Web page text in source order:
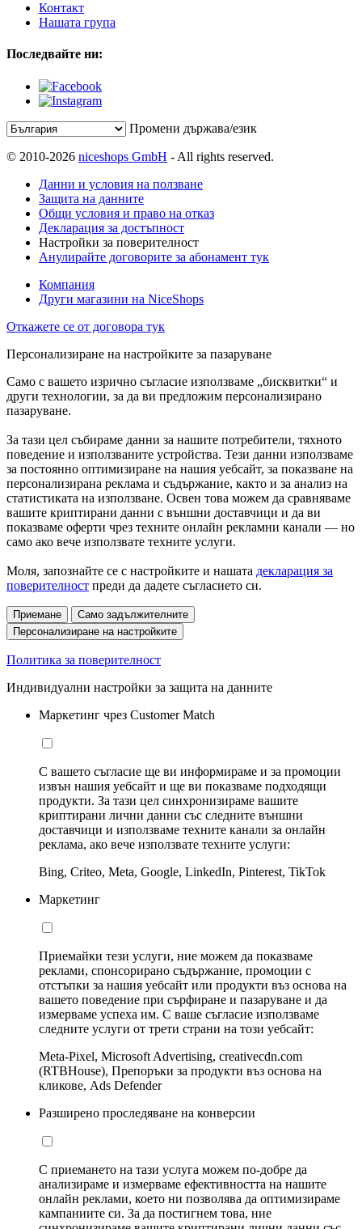
Контакт
Нашата група
Последвайте ни:
Промени държава/език
© 2010-2026 niceshops GmbH - All rights reserved.
Данни и условия на ползване
Защита на данните
Общи условия и право на отказ
Декларация за достъпност
Настройки за поверителност
Анулирайте договорите за абонамент тук
Компания
Други магазини на NiceShops
Откажете се от договора тук
Персонализиране на настройките за пазаруване
Само с вашето изрично съгласие използваме „бисквитки“ и
други технологии, за да ви предложим персонализирано
пазаруване.
За тази цел събираме данни за нашите потребители, тяхното
поведение и използваните устройства. Тези данни използваме
за постоянно оптимизиране на нашия уебсайт, за показване на
персонализирана реклама и съдържание, както и за анализ на
статистиката на използване. Освен това можем да сравняваме
вашите криптирани данни с външни доставчици и да ви
показваме оферти чрез техните онлайн рекламни канали — но
само ако вече използвате техните услуги.
Моля, запознайте се с настройките и нашата декларация за
поверителност преди да дадете съгласието си.
Приемане
Само задължителните
Персонализиране на настройките
Политика за поверителност
Индивидуални настройки за защита на данните
Маркетинг чрез Customer Match
С вашето съгласие ще ви информираме и за промоции
извън нашия уебсайт и ще ви показваме подходящи
продукти. За тази цел синхронизираме вашите
криптирани лични данни със следните външни
доставчици и използваме техните канали за онлайн
реклама, ако вече използвате техните услуги:
Bing, Criteo, Meta, Google, LinkedIn, Pinterest, TikTok
Маркетинг
Приемайки тези услуги, ние можем да показваме
реклами, спонсорирано съдържание, промоции с
отстъпки за нашия уебсайт или продукти въз основа на
вашето поведение при сърфиране и пазаруване и да
измерваме успеха им. С ваше съгласие използваме
следните услуги от трети страни на този уебсайт:
Meta-Pixel, Microsoft Advertising, creativecdn.com
(RTBHouse), Препоръки за продукти въз основа на
кликове, Ads Defender
Разширено проследяване на конверсии
С приемането на тази услуга можем по-добре да
анализираме и измерваме ефективността на нашите
онлайн реклами, което ни позволява да оптимизираме
кампаниите си. За да постигнем това, ние